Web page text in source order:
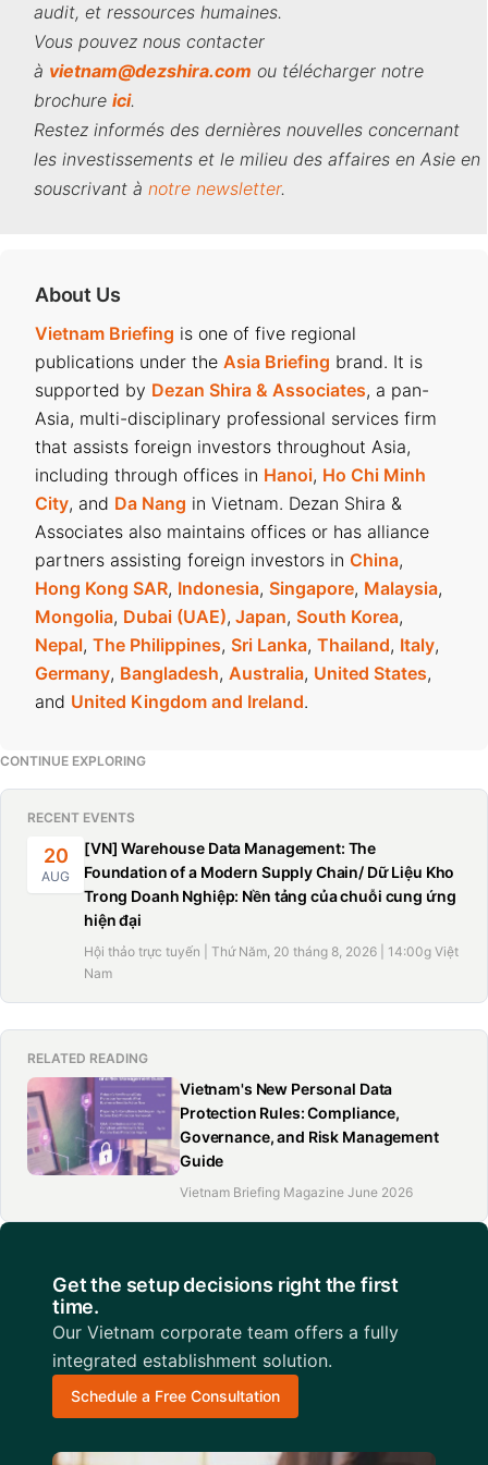
audit, et ressources humaines.
Vous pouvez nous contacter
à vietnam@dezshira.com ou télécharger notre
brochure ici.
Restez informés des dernières nouvelles concernant
les investissements et le milieu des affaires en Asie en
souscrivant à notre newsletter.
About Us
Vietnam Briefing is one of five regional
publications under the Asia Briefing brand. It is
supported by Dezan Shira & Associates, a pan-
Asia, multi-disciplinary professional services firm
that assists foreign investors throughout Asia,
including through offices in Hanoi, Ho Chi Minh
City, and Da Nang in Vietnam. Dezan Shira &
Associates also maintains offices or has alliance
partners assisting foreign investors in China,
Hong Kong SAR, Indonesia, Singapore, Malaysia,
Mongolia, Dubai (UAE), Japan, South Korea,
Nepal, The Philippines, Sri Lanka, Thailand, Italy,
Germany, Bangladesh, Australia, United States,
and United Kingdom and Ireland.
CONTINUE EXPLORING
RECENT EVENTS
20
AUG
[VN] Warehouse Data Management: The
Foundation of a Modern Supply Chain/ Dữ Liệu Kho
Trong Doanh Nghiệp: Nền tảng của chuỗi cung ứng
hiện đại
Hội thảo trực tuyến | Thứ Năm, 20 tháng 8, 2026 | 14:00g Việt
Nam
RELATED READING
Vietnam's New Personal Data
Protection Rules: Compliance,
Governance, and Risk Management
Guide
Vietnam Briefing Magazine June 2026
Get the setup decisions right the first
time.
Our Vietnam corporate team offers a fully
integrated establishment solution.
Schedule a Free Consultation